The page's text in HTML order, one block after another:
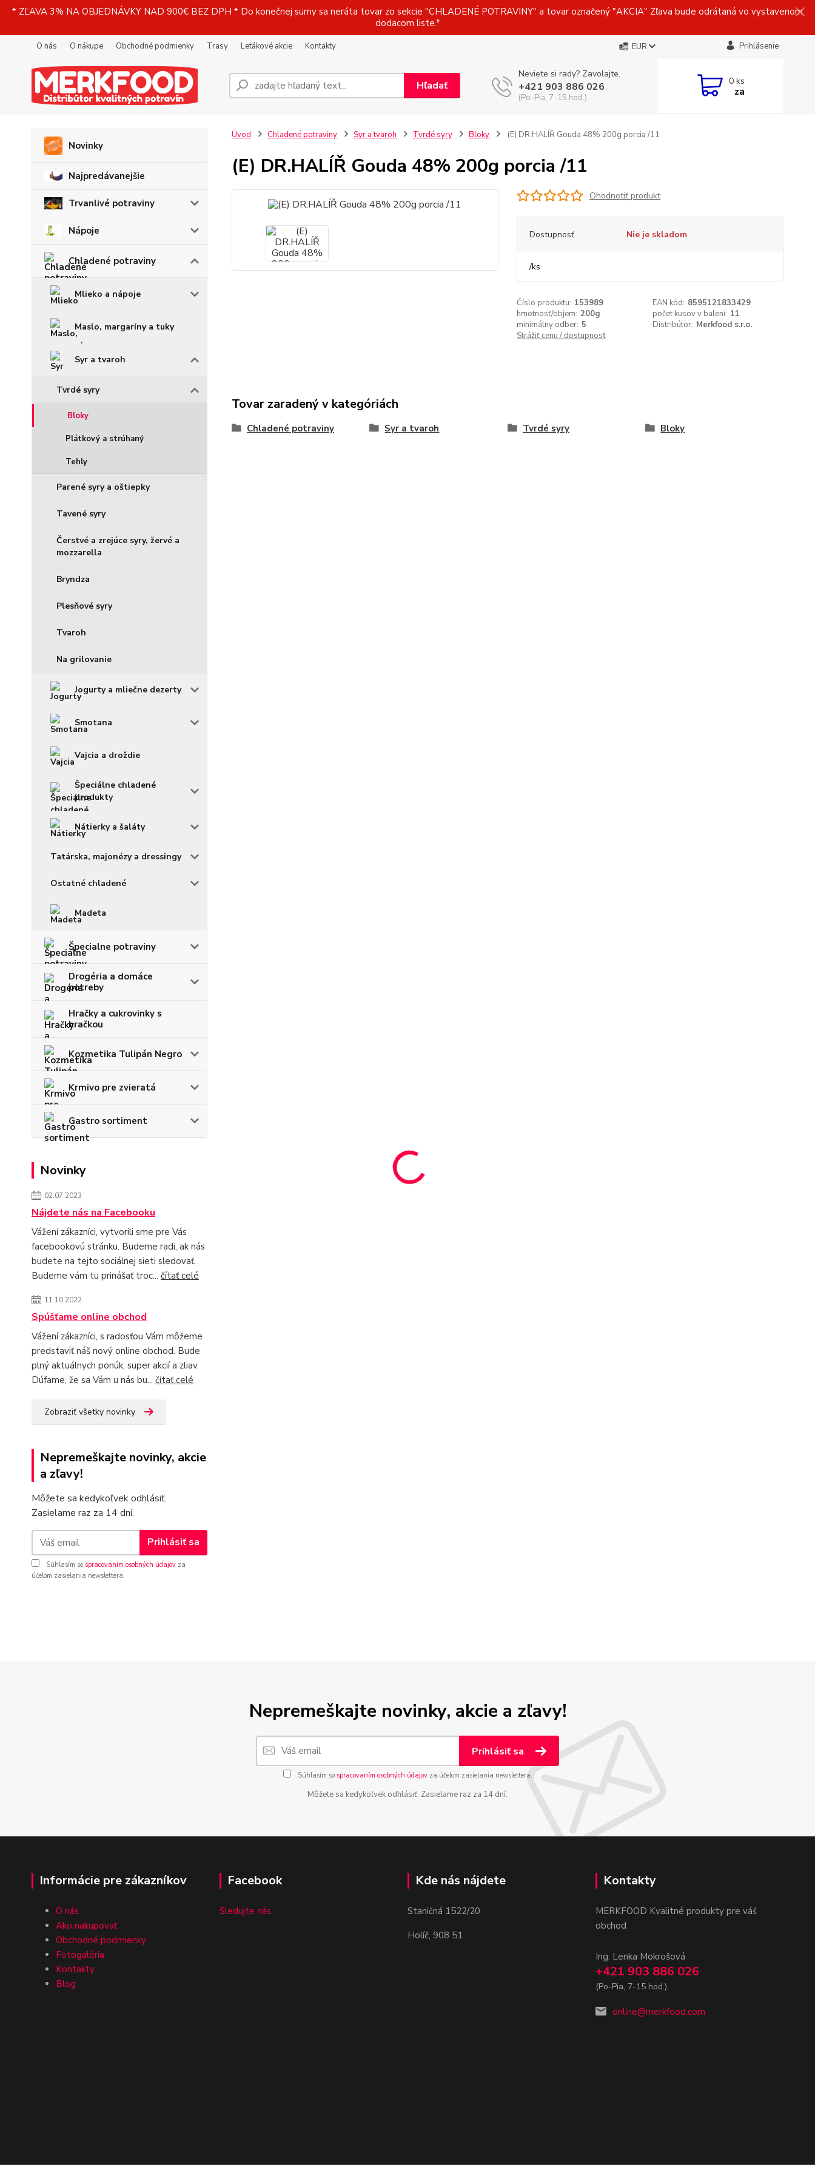
* ZĽAVA 3% NA OBJEDNÁVKY NAD 900€ BEZ DPH * Do konečnej sumy sa neráta tovar zo sekcie "CHLADENÉ POTRAVINY" a tovar označený "AKCIA" Zľava bude odrátaná vo vystavenom
dodacom liste.*
O nás O nákupe Obchodné podmienky Trasy Letákové akcie Kontakty EUR Prihlásenie
Hľadať
Neviete si rady? Zavolajte.
+421 903 886 026
(Po-Pia, 7-15 hod.)
0 ks
za
Novinky
Najpredávanejšie
Trvanlivé potraviny
Nápoje
Chladené potraviny
Mlieko a nápoje
Maslo, margaríny a tuky
Syr a tvaroh
Tvrdé syry
Bloky
Plátkový a strúhaný
Tehly
Parené syry a oštiepky
Tavené syry
Čerstvé a zrejúce syry, žervé a
mozzarella
Bryndza
Plesňové syry
Tvaroh
Na grilovanie
Jogurty a mliečne dezerty
Smotana
Vajcia a droždie
Špeciálne chladené
produkty
Nátierky a šaláty
Tatárska, majonézy a dressingy
Ostatné chladené
Madeta
Špecialne potraviny
Drogéria a domáce
potreby
Hračky a cukrovinky s
hračkou
Kozmetika Tulipán Negro
Krmivo pre zvieratá
Gastro sortiment
Novinky
02.07.2023
Nájdete nás na Facebooku
Vážení zákazníci, vytvorili sme pre Vás
facebookovú stránku. Budeme radi, ak nás
budete na tejto sociálnej sieti sledovať.
Budeme vám tu prinášať troc... čítať celé
11.10.2022
Spúšťame online obchod
Vážení zákazníci, s radosťou Vám môžeme
predstaviť náš nový online obchod. Bude
plný aktuálnych ponúk, super akcií a zliav.
Dúfame, že sa Vám u nás bu... čítať celé
Zobraziť všetky novinky
Nepremeškajte novinky, akcie
a zľavy!
Môžete sa kedykoľvek odhlásiť.
Zasielame raz za 14 dní.
Prihlásiť sa
Súhlasím so spracovaním osobných údajov za
účelom zasielania newslettera.
Úvod Chladené potraviny Syr a tvaroh Tvrdé syry Bloky (E) DR.HALÍŘ Gouda 48% 200g porcia /11
(E) DR.HALÍŘ Gouda 48% 200g porcia /11
Ohodnotiť produkt
Dostupnosť Nie je skladom
/ks
Číslo produktu: 153989 EAN kód: 8595121833429
hmotnosť/objem: 200g počet kusov v balení: 11
minimálny odber: 5 Distribútor: Merkfood s.r.o.
Strážiť cenu / dostupnosť
Tovar zaradený v kategóriách
Chladené potraviny Syr a tvaroh Tvrdé syry Bloky
Nepremeškajte novinky, akcie a zľavy!
Prihlásiť sa
Súhlasím so spracovaním osobných údajovza účelom zasielania newslettera.
Môžete sa kedykoľvek odhlásiť. Zasielame raz za 14 dní.
Informácie pre zákazníkov
O nás
Ako nakupovať
Obchodné podmienky
Fotogaléria
Kontakty
Blog
Facebook
Sledujte nás
Kde nás nájdete
Staničná 1522/20
Holíč, 908 51
Kontakty
MERKFOOD Kvalitné produkty pre váš
obchod
Ing. Lenka Mokrošová
+421 903 886 026
(Po-Pia, 7-15 hod.)
online@merkfood.com